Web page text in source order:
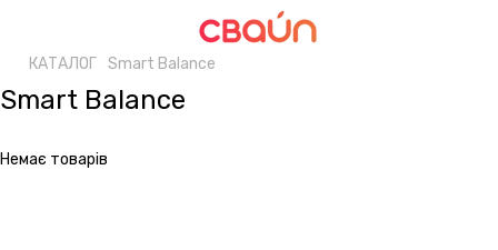
КАТАЛОГ Smart Balance
Smart Balance
Немає товарів